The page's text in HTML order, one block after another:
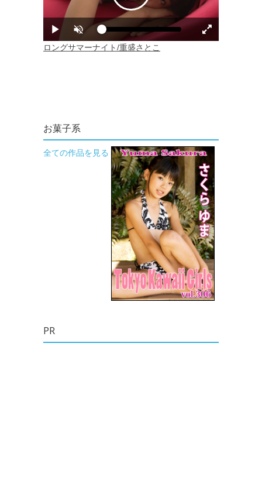
お菓子系
全ての作品を見る
PR